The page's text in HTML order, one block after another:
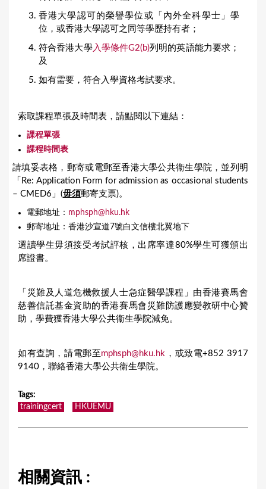
香港大學認可的榮譽學位或「內外全科學士」學
位，或香港大學認可之同等學歷持有者；
符合香港大學入學條件G2(b)列明的英語能力要求；
及
如有需要，符合入學資格考試要求。
索取課程單張及時間表，請點閱以下連結：
課程單張
課程時間表
請填妥表格，郵寄或電郵至香港大學公共衞生學院，並列明
「Re: Application Form for admission as occasional students
– CMED6」(毋須郵寄支票)。
電郵地址： mphsph@hku.hk
郵寄地址：香港沙宣道7號白文信樓北翼地下
選讀學生毋須接受考試評核，出席率達80%學生可獲頒出
席證書。
「災難及人道危機救援人士急症醫學課程」由香港賽馬會
慈善信託基金資助的香港賽馬會災難防護應變教研中心贊
助，學費獲香港大學公共衞生學院減免。
如有查詢，請電郵至 mphsph@hku.hk ，或致電+852 3917
9140，聯絡香港大學公共衞生學院。
Tags:
trainingcert
HKUEMU
相關資訊 :